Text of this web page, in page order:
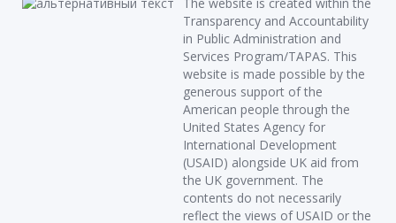
Transparency and Accountability
in Public Administration and
Services Program/TAPAS. This
website is made possible by the
generous support of the
American people through the
United States Agency for
International Development
(USAID) alongside UK aid from
the UK government. The
contents do not necessarily
reflect the views of USAID or the